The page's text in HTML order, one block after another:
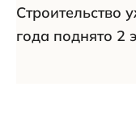
Строительство
года поднято 2